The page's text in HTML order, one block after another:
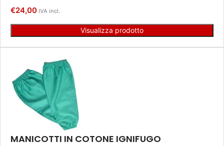
€24,00 IVA incl.
Visualizza prodotto
MANICOTTI IN COTONE IGNIFUGO